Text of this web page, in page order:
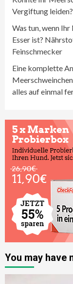
Vergiftung
Was tun, wenn
Esser ist?
Feinschmecker
Eine komplette
alles auf einmal
You may have